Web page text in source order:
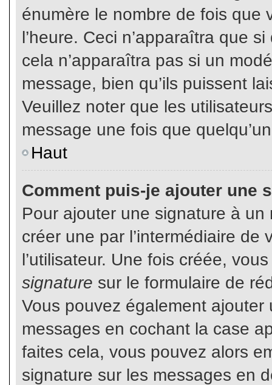
énumère le nombre de fois que
l’heure. Ceci n’apparaîtra que
cela n’apparaîtra pas si un
message, bien qu’ils puissent
Veuillez noter que les
message une fois que
Haut
Comment puis-je ajouter une
Pour ajouter une signature à un
créer une par l’intermédiaire
l’utilisateur. Une fois créée,
signature sur le formulaire de
Vous pouvez également
messages en cochant la case
faites cela, vous pouvez alors
signature sur les messages en